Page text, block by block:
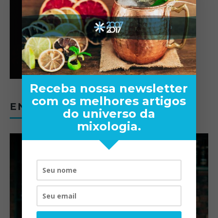
ENTREVISTAS
Receba nossa newsletter
com os melhores artigos
do universo da
mixologia.